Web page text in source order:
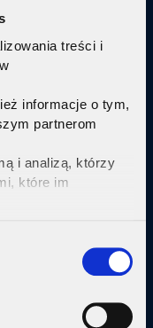
treści i
informacje o tym,
partnerom
i analizą, którzy
które im
telewizjąw